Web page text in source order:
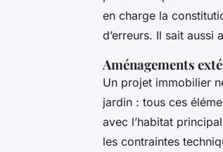
en charge la
d’erreurs. Il sait
Aménagements
Un projet immobilier
jardin : tous ces
avec l’habitat
les contraintes